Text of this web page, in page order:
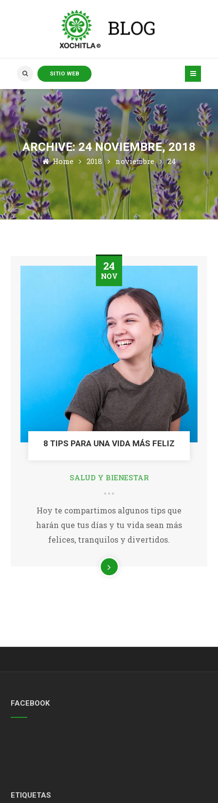
SITIO WEB
ARCHIVE: 24 NOVIEMBRE, 2018
Home 2018 noviembre 24
24
NOV
8 TIPS PARA UNA VIDA MÁS FELIZ
SALUD Y BIENESTAR
Hoy te compartimos algunos tips que
harán que tus días y tu vida sean más
felices, tranquilos y divertidos.
FACEBOOK
ETIQUETAS